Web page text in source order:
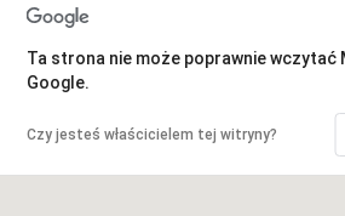
Ta strona nie może poprawnie wczytać
Google.
Czy jesteś właścicielem tej witryny?